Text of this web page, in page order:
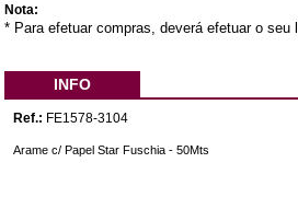
Nota:
* Para efetuar compras, deverá efetuar o seu
INFO
Ref.: FE1578-3104
Arame c/ Papel Star Fuschia - 50Mts